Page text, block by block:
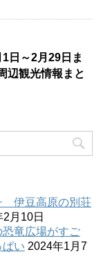
日～2月29日ま
辺観光情報まと
伊豆高原の別荘
月10日
竜広場がすご
い 2024年1月7